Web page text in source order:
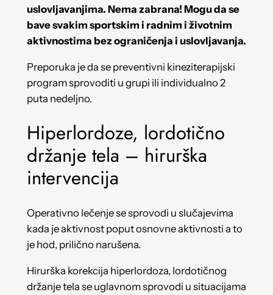
uslovljavanjima. Nema zabrana! Mogu da se
bave svakim sportskim i radnim i životnim
aktivnostima bez ograničenja i uslovljavanja.
Preporuka je da se preventivni kineziterapijski
program sprovoditi u grupi ili individualno 2
puta nedeljno.
Hiperlordoze, lordotično
držanje tela – hirurška
intervencija
Operativno lečenje se sprovodi u slučajevima
kada je aktivnost poput osnovne aktivnosti a to
je hod, prilično narušena.
Hirurška korekcija hiperlordoza, lordotičnog
držanje tela se uglavnom sprovodi u situacijama